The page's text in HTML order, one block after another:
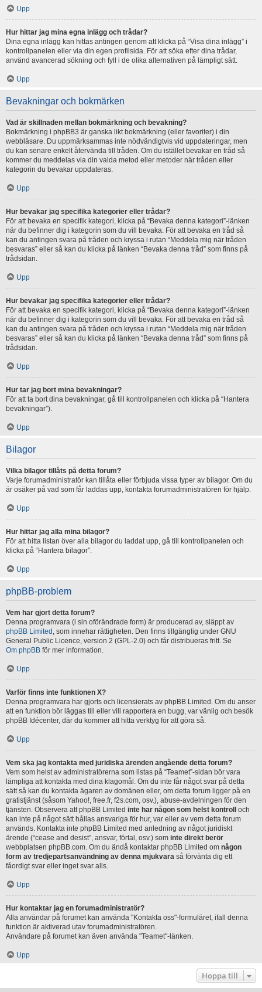
Upp
Hur hittar jag mina egna inlägg och trådar?
Dina egna inlägg kan hittas antingen genom att klicka på “Visa dina inlägg” i
kontrollpanelen eller via din egen profilsida. För att söka efter dina trådar,
använd avancerad sökning och fyll i de olika alternativen på lämpligt sätt.
Upp
Bevakningar och bokmärken
Vad är skillnaden mellan bokmärkning och bevakning?
Bokmärkning i phpBB3 är ganska likt bokmärkning (eller favoriter) i din
webbläsare. Du uppmärksammas inte nödvändigtvis vid uppdateringar, men
du kan senare enkelt återvända till tråden. Om du istället bevakar en tråd så
kommer du meddelas via din valda metod eller metoder när tråden eller
kategorin du bevakar uppdateras.
Upp
Hur bevakar jag specifika kategorier eller trådar?
För att bevaka en specifik kategori, klicka på “Bevaka denna kategori”-länken
när du befinner dig i kategorin som du vill bevaka. För att bevaka en tråd så
kan du antingen svara på tråden och kryssa i rutan “Meddela mig när tråden
besvaras” eller så kan du klicka på länken “Bevaka denna tråd” som finns på
trådsidan.
Upp
Hur bevakar jag specifika kategorier eller trådar?
För att bevaka en specifik kategori, klicka på “Bevaka denna kategori”-länken
när du befinner dig i kategorin som du vill bevaka. För att bevaka en tråd så
kan du antingen svara på tråden och kryssa i rutan “Meddela mig när tråden
besvaras” eller så kan du klicka på länken “Bevaka denna tråd” som finns på
trådsidan.
Upp
Hur tar jag bort mina bevakningar?
För att ta bort dina bevakningar, gå till kontrollpanelen och klicka på “Hantera
bevakningar”).
Upp
Bilagor
Vilka bilagor tillåts på detta forum?
Varje forumadministratör kan tillåta eller förbjuda vissa typer av bilagor. Om du
är osäker på vad som får laddas upp, kontakta forumadministratören för hjälp.
Upp
Hur hittar jag alla mina bilagor?
För att hitta listan över alla bilagor du laddat upp, gå till kontrollpanelen och
klicka på “Hantera bilagor”.
Upp
phpBB-problem
Vem har gjort detta forum?
Denna programvara (i sin oförändrade form) är producerad av, släppt av
phpBB Limited , som innehar rättigheten. Den finns tillgänglig under GNU
General Public Licence, version 2 (GPL-2.0) och får distribueras fritt. Se
Om phpBB för mer information.
Upp
Varför finns inte funktionen X?
Denna programvara har gjorts och licensierats av phpBB Limited. Om du anser
att en funktion bör läggas till eller vill rapportera en bugg, var vänlig och besök
phpBB Idécenter, där du kommer att hitta verktyg för att göra så.
Upp
Vem ska jag kontakta med juridiska ärenden angående detta forum?
Vem som helst av administratörerna som listas på “Teamet”-sidan bör vara
lämpliga att kontakta med dina klagomål. Om du inte får något svar på detta
sätt så kan du kontakta ägaren av domänen eller, om detta forum ligger på en
gratistjänst (såsom Yahoo!, free.fr, f2s.com, osv.), abuse-avdelningen för den
tjänsten. Observera att phpBB Limited inte har någon som helst kontroll
och
kan inte på något sätt hållas ansvariga för hur, var eller av vem detta forum
används. Kontakta inte phpBB Limited med anledning av något juridiskt
ärende (“cease and desist”, ansvar, förtal, osv.) som inte direkt berör
webbplatsen phpBB.com. Om du ändå kontaktar phpBB Limited om någon
form av tredjepartsanvändning av denna mjukvara så förvänta dig ett
fåordigt svar eller inget svar alls.
Upp
Hur kontaktar jag en forumadministratör?
Alla användar på forumet kan använda "Kontakta oss"-formuläret, ifall denna
funktion är aktiverad utav forumadministratören.
Användare på forumet kan även använda "Teamet"-länken.
Upp
Hoppa till